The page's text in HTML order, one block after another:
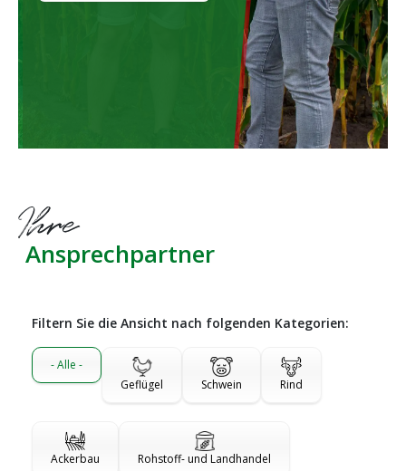
Ihre
Ansprechpartner
Filtern Sie die Ansicht nach folgenden Kategorien:
- Alle -
Geflügel
Schwein Rind
Ackerbau Rohstoff- und Landhandel